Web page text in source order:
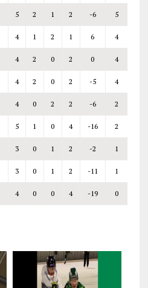
5 2 1 2 -6 5
4 1 2 1 6 4
4 2 0 2 0 4
4 2 0 2 -5 4
4 0 2 2 -6 2
5 1 0 4 -16 2
3 0 1 2 -2 1
3 0 1 2 -11 1
4 0 0 4 -19 0